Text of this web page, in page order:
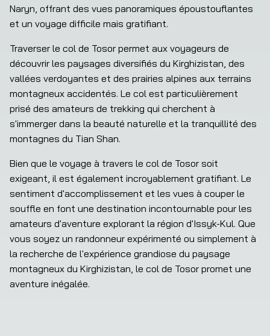
Naryn, offrant des vues panoramiques époustouflantes
et un voyage difficile mais gratifiant.
Traverser le col de Tosor permet aux voyageurs de
découvrir les paysages diversifiés du Kirghizistan, des
vallées verdoyantes et des prairies alpines aux terrains
montagneux accidentés. Le col est particulièrement
prisé des amateurs de trekking qui cherchent à
s'immerger dans la beauté naturelle et la tranquillité des
montagnes du Tian Shan.
Bien que le voyage à travers le col de Tosor soit
exigeant, il est également incroyablement gratifiant. Le
sentiment d'accomplissement et les vues à couper le
souffle en font une destination incontournable pour les
amateurs d'aventure explorant la région d'Issyk-Kul. Que
vous soyez un randonneur expérimenté ou simplement à
la recherche de l'expérience grandiose du paysage
montagneux du Kirghizistan, le col de Tosor promet une
aventure inégalée.